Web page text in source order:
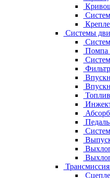
Системы
Помпа
Педаль